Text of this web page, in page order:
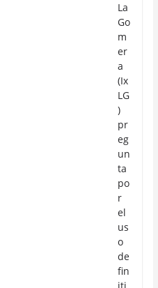
La
Go
m
er
a
(Ix
LG
)
pr
eg
un
ta
po
r
el
us
o
de
fin